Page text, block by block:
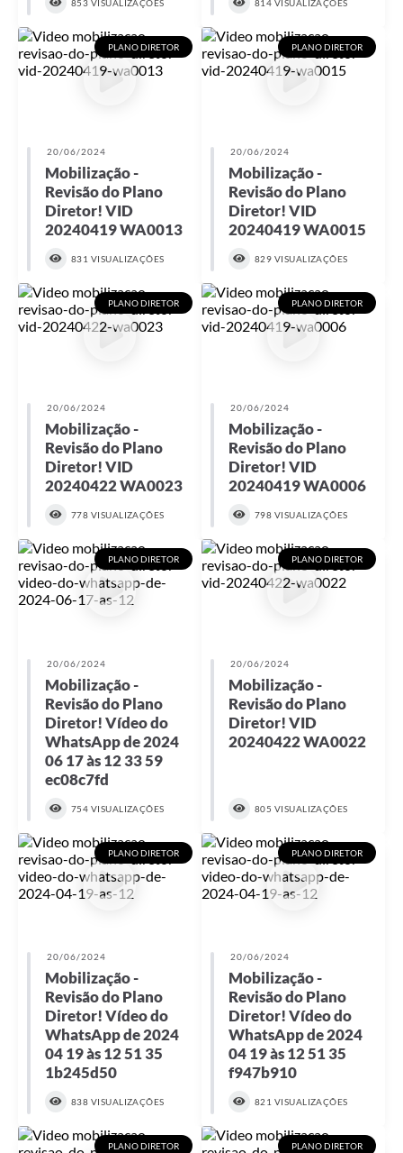
853 VISUALIZAÇÕES 814 VISUALIZAÇÕES
PLANO DIRETOR
20/06/2024
Mobilização -
Revisão do Plano
Diretor! VID
20240419 WA0013
831 VISUALIZAÇÕES
PLANO DIRETOR
20/06/2024
Mobilização -
Revisão do Plano
Diretor! VID
20240419 WA0015
829 VISUALIZAÇÕES
PLANO DIRETOR
20/06/2024
Mobilização -
Revisão do Plano
Diretor! VID
20240422 WA0023
778 VISUALIZAÇÕES
PLANO DIRETOR
20/06/2024
Mobilização -
Revisão do Plano
Diretor! VID
20240419 WA0006
798 VISUALIZAÇÕES
PLANO DIRETOR
20/06/2024
Mobilização -
Revisão do Plano
Diretor! Vídeo do
WhatsApp de 2024
06 17 às 12 33 59
ec08c7fd
754 VISUALIZAÇÕES
PLANO DIRETOR
20/06/2024
Mobilização -
Revisão do Plano
Diretor! VID
20240422 WA0022
805 VISUALIZAÇÕES
PLANO DIRETOR
20/06/2024
Mobilização -
Revisão do Plano
Diretor! Vídeo do
WhatsApp de 2024
04 19 às 12 51 35
1b245d50
838 VISUALIZAÇÕES
PLANO DIRETOR
20/06/2024
Mobilização -
Revisão do Plano
Diretor! Vídeo do
WhatsApp de 2024
04 19 às 12 51 35
f947b910
821 VISUALIZAÇÕES
PLANO DIRETOR PLANO DIRETOR